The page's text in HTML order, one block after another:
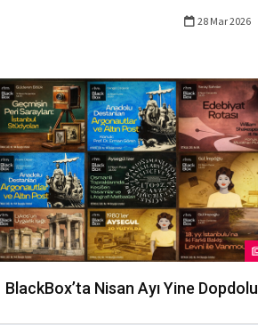
28 Mar 2026
BlackBox’ta Nisan Ayı Yine Dopdolu